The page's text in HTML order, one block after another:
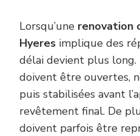
Lorsqu’une renovation
Hyeres implique des
délai devient plus long.
doivent être ouvertes,
puis stabilisées avant
revêtement final. De
doivent parfois être